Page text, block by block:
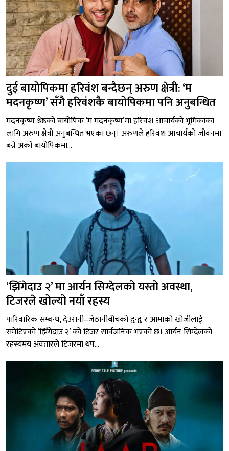
दुई बायोपिकमा हरिवंश बन्दैछन् अरुण क्षेत्री: ‘म
मदनकृष्ण’ सँगै हरिवंशकै बायोपिकमा पनि अनुबन्धित
मदनकृष्ण श्रेष्ठको बायोपिक ‘म मदनकृष्ण’मा हरिवंश आचार्यको भूमिकाका
लागि अरुण क्षेत्री अनुबन्धित भएका छन्। अरुणले हरिवंश आचार्यको जीवनमा
बन्ने अर्को बायोपिकमा...
‘झिँगेदाउ २’ मा आर्यन सिग्देलको यस्तो अवस्था,
टिजरले खोल्यो नयाँ रहस्य
पारिवारिक सम्बन्ध, देउरानी–जेठानीबीचको द्वन्द्व र आमाको खोजीलाई
समेटिएको ‘झिँगेदाउ २’ को टिजर सार्वजनिक भएको छ। आर्यन सिग्देलको
रहस्यमय अवतारले टिजरमा थप...